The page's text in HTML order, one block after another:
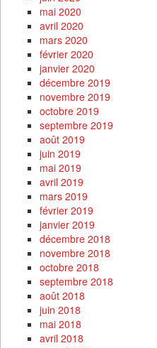
mai 2020
avril 2020
mars 2020
février 2020
janvier 2020
décembre 2019
novembre 2019
octobre 2019
septembre 2019
août 2019
juin 2019
mai 2019
avril 2019
mars 2019
février 2019
janvier 2019
décembre 2018
novembre 2018
octobre 2018
septembre 2018
août 2018
juin 2018
mai 2018
avril 2018